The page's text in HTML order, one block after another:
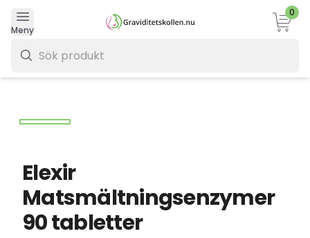
Meny
0
Elexir
Matsmältningsenzymer
90 tabletter